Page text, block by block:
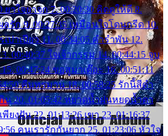
ยาใจยาจก 7. 00:20:30 คิดดูให้ดี 8.
ลรัก 9. 00:27:35 เหมือนใจโดนกรีด 10.
ปาเปียว 11. 00:34:05 คำรำพัน 12.
00:40:37 ใจเจ้ากรรม 14. 00:44:15 จูบ
00:47:24 ขอสูมาเต๊อะ 16. 00:51:11
คืนทรมาน 18. 00:58:25 รักนี้สีดำ
กิน 20. 01:05:42 หยาดน้ำฝนหยดน้ำตา
พียงฝัน 22. 01:13:26 เขา 23. 01:16:37
คนเรารักกันยาก 25. 01:23:06 หัวใจ